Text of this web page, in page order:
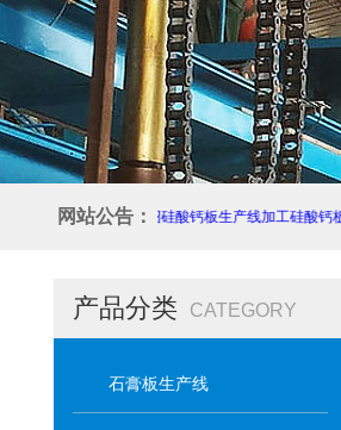
网站公告：
介绍硅酸钙板生产线加工硅酸钙板的优点
产品分类 CATEGORY
石膏板生产线